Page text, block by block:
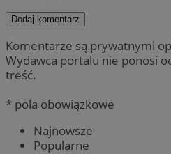
Dodaj komentarz
Komentarze są prywatnymi
Wydawca portalu nie ponosi
treść.
* pola obowiązkowe
Najnowsze
Popularne